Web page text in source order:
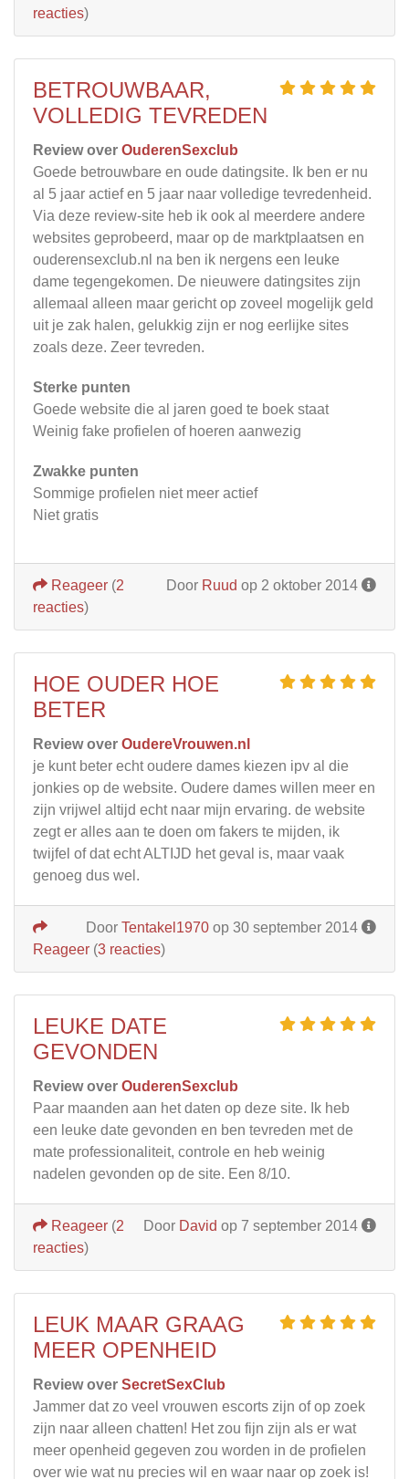
reacties)
BETROUWBAAR,
VOLLEDIG TEVREDEN
Review over OuderenSexclub
Goede betrouwbare en oude datingsite. Ik ben er nu
al 5 jaar actief en 5 jaar naar volledige tevredenheid.
Via deze review-site heb ik ook al meerdere andere
websites geprobeerd, maar op de marktplaatsen en
ouderensexclub.nl na ben ik nergens een leuke
dame tegengekomen. De nieuwere datingsites zijn
allemaal alleen maar gericht op zoveel mogelijk geld
uit je zak halen, gelukkig zijn er nog eerlijke sites
zoals deze. Zeer tevreden.
Sterke punten
Goede website die al jaren goed te boek staat
Weinig fake profielen of hoeren aanwezig
Zwakke punten
Sommige profielen niet meer actief
Niet gratis
Door Ruud op 2 oktober 2014
Reageer (2
reacties)
HOE OUDER HOE
BETER
Review over OudereVrouwen.nl
je kunt beter echt oudere dames kiezen ipv al die
jonkies op de website. Oudere dames willen meer en
zijn vrijwel altijd echt naar mijn ervaring. de website
zegt er alles aan te doen om fakers te mijden, ik
twijfel of dat echt ALTIJD het geval is, maar vaak
genoeg dus wel.
Door Tentakel1970 op 30 september 2014
Reageer (3 reacties)
LEUKE DATE
GEVONDEN
Review over OuderenSexclub
Paar maanden aan het daten op deze site. Ik heb
een leuke date gevonden en ben tevreden met de
mate professionaliteit, controle en heb weinig
nadelen gevonden op de site. Een 8/10.
Door David op 7 september 2014
Reageer (2
reacties)
LEUK MAAR GRAAG
MEER OPENHEID
Review over SecretSexClub
Jammer dat zo veel vrouwen escorts zijn of op zoek
zijn naar alleen chatten! Het zou fijn zijn als er wat
meer openheid gegeven zou worden in de profielen
over wie wat nu precies wil en waar naar op zoek is!